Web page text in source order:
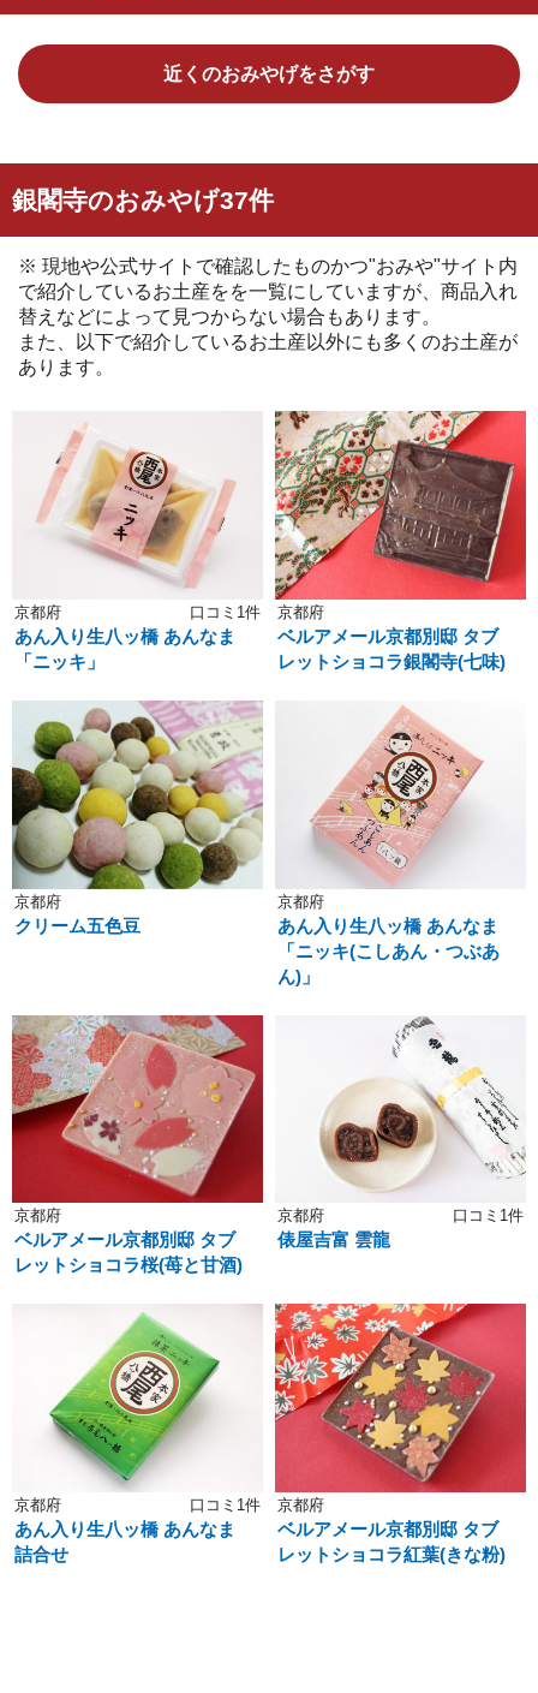
近くのおみやげをさがす
銀閣寺のおみやげ37件
※ 現地や公式サイトで確認したものかつ"おみや"サイト内
で紹介しているお土産をを一覧にしていますが、商品入れ
替えなどによって見つからない場合もあります。
また、以下で紹介しているお土産以外にも多くのお土産が
あります。
京都府 口コミ1件
あん入り生八ッ橋 あんなま
「ニッキ」
京都府
ベルアメール京都別邸 タブ
レットショコラ銀閣寺(七味)
京都府
クリーム五色豆
京都府
あん入り生八ッ橋 あんなま
「ニッキ(こしあん・つぶあ
ん)」
京都府
ベルアメール京都別邸 タブ
レットショコラ桜(苺と甘酒)
京都府 口コミ1件
俵屋吉富 雲龍
京都府 口コミ1件
あん入り生八ッ橋 あんなま
詰合せ
京都府
ベルアメール京都別邸 タブ
レットショコラ紅葉(きな粉)